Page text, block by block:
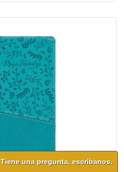
Tiene una pregunta, escríbanos.